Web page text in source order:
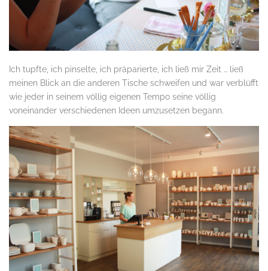
Ich tupfte, ich pinselte, ich präparierte, ich ließ mir Zeit … ließ
meinen Blick an die anderen Tische schweifen und war verblüfft
wie jeder in seinem völlig eigenen Tempo seine völlig
voneinander verschiedenen Ideen umzusetzen begann.